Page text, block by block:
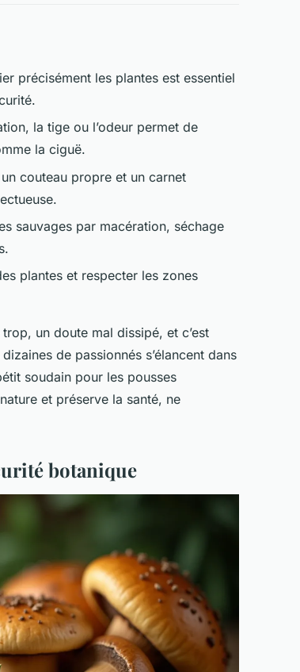
précisément les plantes est essentiel
la tige ou l’odeur permet de
la ciguë.
couteau propre et un carnet
sauvages par macération, séchage
plantes et respecter les zones
un doute mal dissipé, et c’est
de passionnés s’élancent dans
soudain pour les pousses
et préserve la santé, ne
botanique